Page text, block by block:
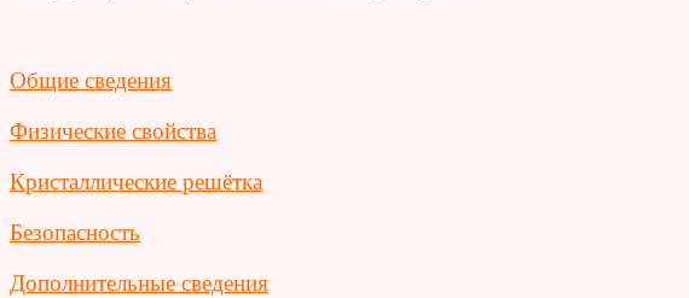
Общие сведения
Физические свойства
Кристаллические решётка
Безопасность
Дополнительные сведения